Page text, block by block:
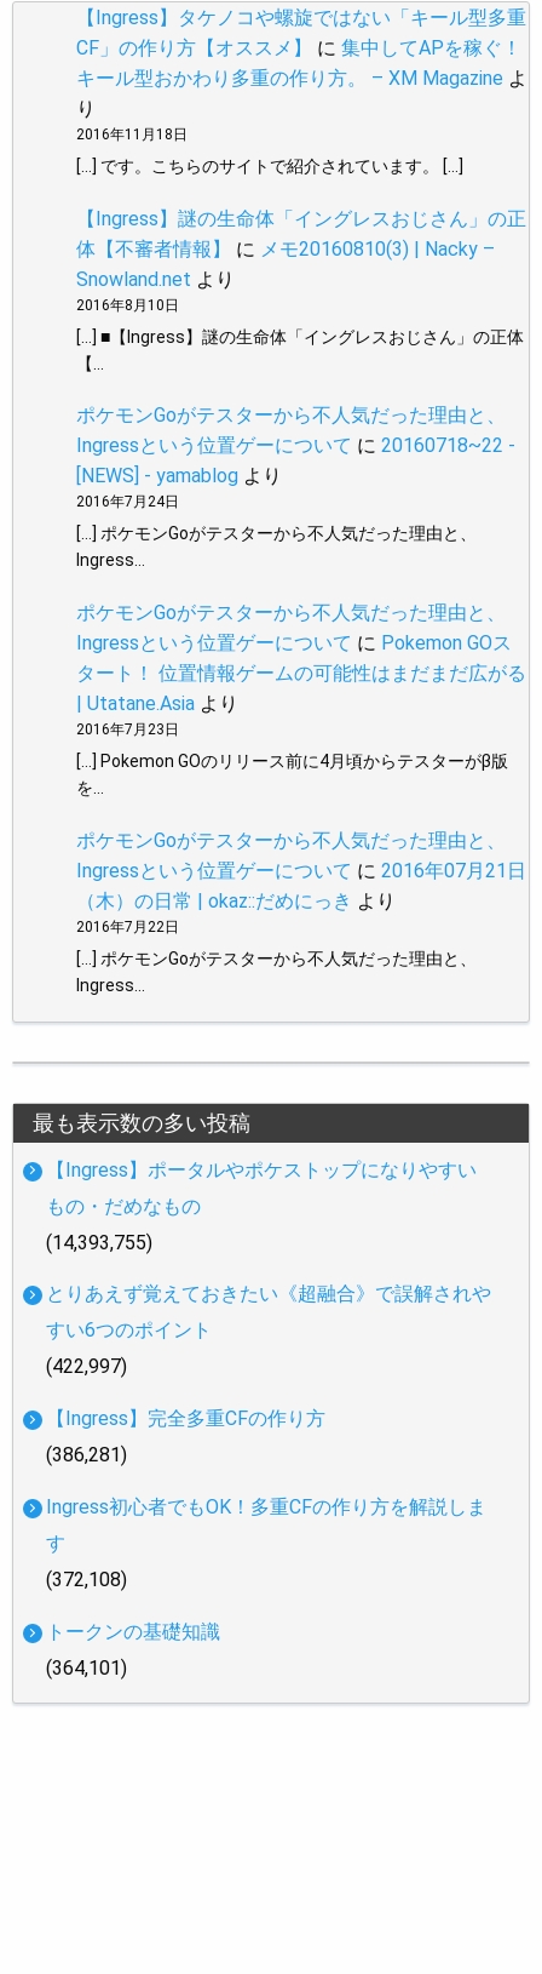
【Ingress】タケノコや螺旋ではない「キール型多重
CF」の作り方【オススメ】
に 集中してAPを稼ぐ！
キール型おかわり多重の作り方。 – XM Magazine よ
り
2016年11月18日
[…] です。こちらのサイトで紹介されています。 […]
【Ingress】謎の生命体「イングレスおじさん」の正
体【不審者情報】
に メモ20160810(3) | Nacky –
Snowland.net より
2016年8月10日
[…] ■【Ingress】謎の生命体「イングレスおじさん」の正体
【…
ポケモンGoがテスターから不人気だった理由と、
Ingressという位置ゲーについて に 20160718~22 -
[NEWS] - yamablog より
2016年7月24日
[…] ポケモンGoがテスターから不人気だった理由と、
Ingress…
ポケモンGoがテスターから不人気だった理由と、
Ingressという位置ゲーについて に Pokemon GOス
タート！ 位置情報ゲームの可能性はまだまだ広がる
| Utatane.Asia より
2016年7月23日
[…] Pokemon GOのリリース前に4月頃からテスターがβ版
を…
ポケモンGoがテスターから不人気だった理由と、
Ingressという位置ゲーについて に 2016年07月21日
（木）の日常 | okaz::だめにっき より
2016年7月22日
[…] ポケモンGoがテスターから不人気だった理由と、
Ingress…
最も表示数の多い投稿
【Ingress】ポータルやポケストップになりやすい
もの・だめなもの
(14,393,755)
とりあえず覚えておきたい《超融合》で誤解されや
すい6つのポイント
(422,997)
【Ingress】完全多重CFの作り方
(386,281)
Ingress初心者でもOK！多重CFの作り方を解説しま
す
(372,108)
トークンの基礎知識
(364,101)